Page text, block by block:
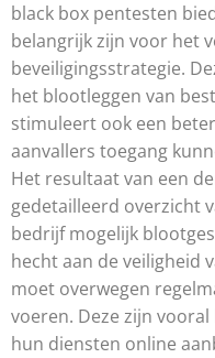
black box pentesten
belangrijk zijn voor het
beveiligingsstrategie.
het blootleggen van
stimuleert ook een
aanvallers toegang
Het resultaat van een
gedetailleerd overzicht
bedrijf mogelijk
hecht aan de veiligheid
moet overwegen
voeren. Deze zijn
hun diensten online